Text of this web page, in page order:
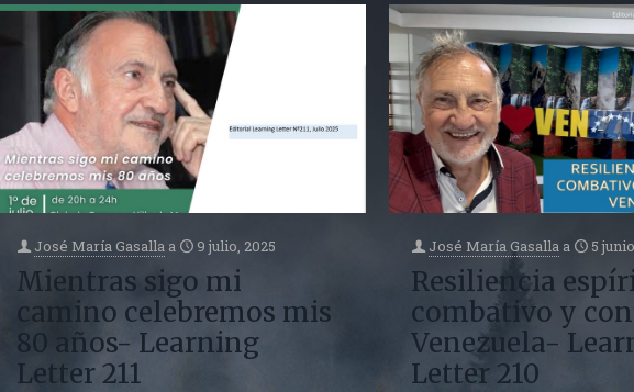
José María Gasalla a 9 julio, 2025
Mientras sigo mi
camino celebremos mis
80 años- Learning
Letter 211
José María Gasalla a 5
Resiliencia
combativo y
Venezuela-
Letter 210